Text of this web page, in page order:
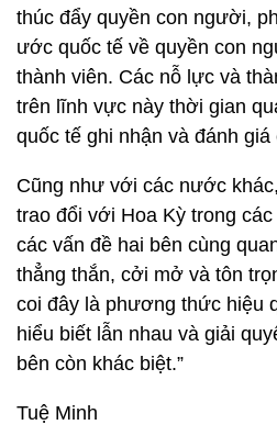
thúc đẩy quyền con người,
ước quốc tế về quyền con
thành viên. Các nỗ lực và
trên lĩnh vực này thời gian
quốc tế ghi nhận và đánh giá
Cũng như với các nước
trao đổi với Hoa Kỳ trong
các vấn đề hai bên cùng
thẳng thắn, cởi mở và tôn
coi đây là phương thức hiệu
hiểu biết lẫn nhau và giải
bên còn khác biệt.”
Tuệ Minh